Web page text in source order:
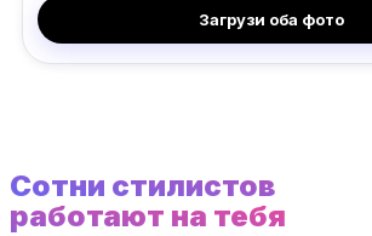
Загрузи оба фото
Сотни стилистов
работают на тебя